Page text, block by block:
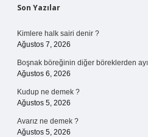
Sidebar
Son Yazılar
Kimlere halk sairi denir ?
Ağustos 7, 2026
Boşnak böreğinin diğer böreklerden
Ağustos 6, 2026
Kudup ne demek ?
Ağustos 5, 2026
Avarız ne demek ?
Ağustos 5, 2026